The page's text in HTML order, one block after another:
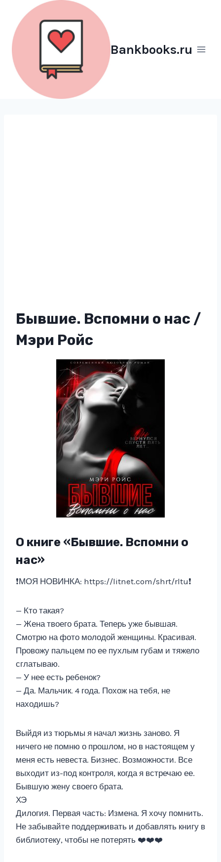
Перейти
содержимому
Bankbooks.ru
Бывшие. Вспомни о нас /
Мэри Ройс
О книге «Бывшие. Вспомни о
нас»
❗️МОЯ НОВИНКА: https://litnet.com/shrt/rltu❗️
— Кто такая?
— Жена твоего брата. Теперь уже бывшая.
Смотрю на фото молодой женщины. Красивая.
Провожу пальцем по ее пухлым губам и тяжело
сглатываю.
— У нее есть ребенок?
— Да. Мальчик. 4 года. Похож на тебя, не
находишь?
Выйдя из тюрьмы я начал жизнь заново. Я
ничего не помню о прошлом, но в настоящем у
меня есть невеста. Бизнес. Возможности. Все
выходит из-под контроля, когда я встречаю ее.
Бывшую жену своего брата.
ХЭ
Дилогия. Первая часть: Измена. Я хочу помнить.
Не забывайте поддерживать и добавлять книгу в
библиотеку, чтобы не потерять ❤️❤️❤️